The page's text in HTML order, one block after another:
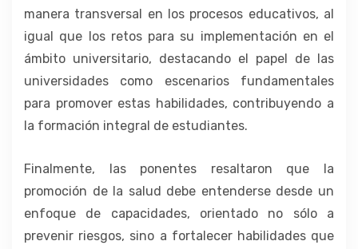
manera transversal en los procesos educativos, al
igual que los retos para su implementación en el
ámbito universitario, destacando el papel de las
universidades como escenarios fundamentales
para promover estas habilidades, contribuyendo a
la formación integral de estudiantes.
Finalmente, las ponentes resaltaron que la
promoción de la salud debe entenderse desde un
enfoque de capacidades, orientado no sólo a
prevenir riesgos, sino a fortalecer habilidades que